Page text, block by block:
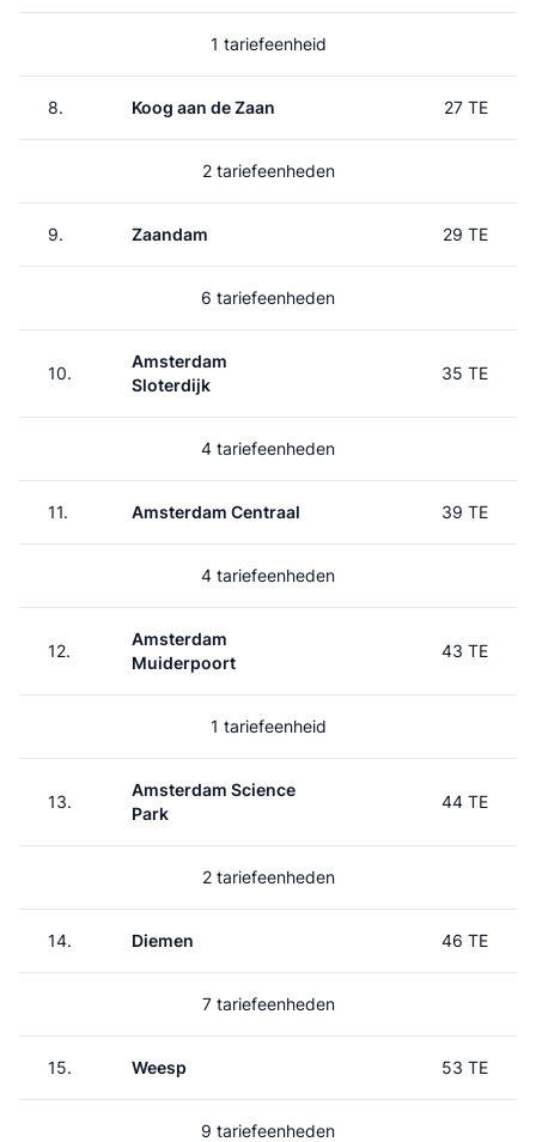
1 tariefeenheid
8. Koog aan de Zaan 27 TE
2 tariefeenheden
9. Zaandam 29 TE
6 tariefeenheden
10.
Amsterdam
Sloterdijk
35 TE
4 tariefeenheden
11. Amsterdam Centraal 39 TE
4 tariefeenheden
12.
Amsterdam
Muiderpoort
43 TE
1 tariefeenheid
13.
Amsterdam Science
Park
44 TE
2 tariefeenheden
14. Diemen 46 TE
7 tariefeenheden
15. Weesp 53 TE
9 tariefeenheden